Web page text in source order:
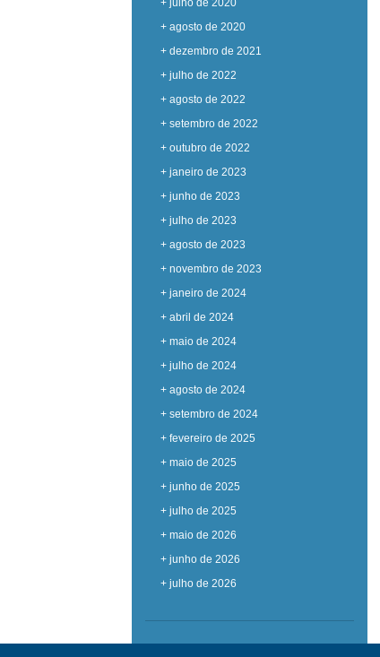
+ julho de 2020
+ agosto de 2020
+ dezembro de 2021
+ julho de 2022
+ agosto de 2022
+ setembro de 2022
+ outubro de 2022
+ janeiro de 2023
+ junho de 2023
+ julho de 2023
+ agosto de 2023
+ novembro de 2023
+ janeiro de 2024
+ abril de 2024
+ maio de 2024
+ julho de 2024
+ agosto de 2024
+ setembro de 2024
+ fevereiro de 2025
+ maio de 2025
+ junho de 2025
+ julho de 2025
+ maio de 2026
+ junho de 2026
+ julho de 2026